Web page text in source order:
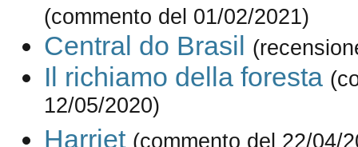
(commento del 01/02/2021)
Central do Brasil
Il richiamo della foresta
12/05/2020)
Harriet (commento del 22/04/